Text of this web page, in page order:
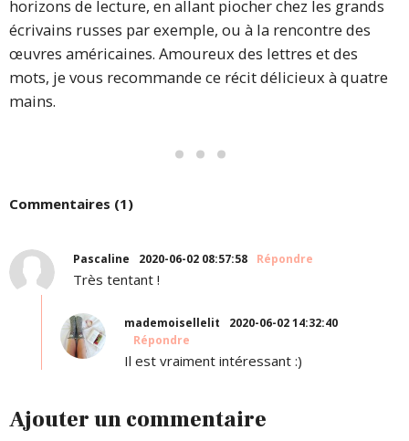
horizons de lecture, en allant piocher chez les grands
écrivains russes par exemple, ou à la rencontre des
œuvres américaines. Amoureux des lettres et des
mots, je vous recommande ce récit délicieux à quatre
mains.
Commentaires (1)
Pascaline 2020-06-02 08:57:58 Répondre
Très tentant !
mademoisellelit
2020-06-02 14:32:40
Répondre
Il est vraiment intéressant :)
Ajouter un commentaire